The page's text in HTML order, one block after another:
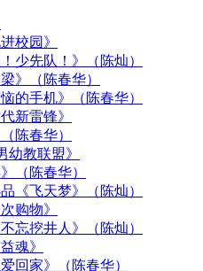
校园》
少先队！》（陈灿）
》（陈春华）
的手机》（陈春华）
新雷锋》
陈春华）
教联盟》
（陈春华）
《飞天梦》（陈灿）
购物》
忘挖井人》（陈灿）
魂》
回家》（陈春华）